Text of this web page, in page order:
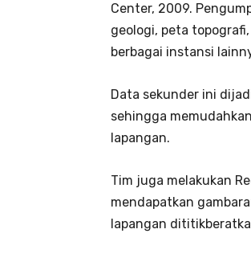
Center, 2009.
geologi, peta
berbagai instansi
Data sekunder ini
sehingga
lapangan.
Tim juga melakukan
mendapatkan
lapangan